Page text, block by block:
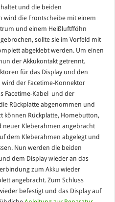
und die beiden
wird die Frontscheibe mit einem
und einem Heißluftfföhn
sollte sie im Vorfeld mit
abgeklebt werden. Um einen
der Akkukontakt getrennt.
für das Display und den
der Facetime-Konnektor
Facetime-Kabel und der
Rückplatte abgenommen und
können Rückplatte, Homebutton,
neuer Kleberahmen angebracht
dem Kleberahmen abgelegt und
Nun werden die beiden
dem Display wieder an das
zum Akku wieder
angebracht. Zum Schluss
befestigt und das Display auf